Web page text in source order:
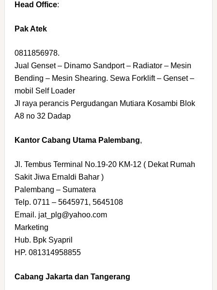
Head Office:
Pak Atek
0811856978.
Jual Genset – Dinamo Sandport – Radiator – Mesin
Bending – Mesin Shearing. Sewa Forklift – Genset –
mobil Self Loader
Jl raya perancis Pergudangan Mutiara Kosambi Blok
A8 no 32 Dadap
Kantor Cabang Utama Palembang,
Jl. Tembus Terminal No.19-20 KM-12 ( Dekat Rumah
Sakit Jiwa Ernaldi Bahar )
Palembang – Sumatera
Telp. 0711 – 5645971, 5645108
Email. jat_plg@yahoo.com
Marketing
Hub. Bpk Syapril
HP. 081314958855
Cabang Jakarta dan Tangerang